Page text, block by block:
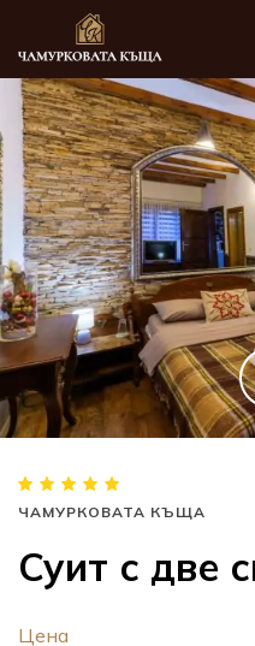
ЧАМУРКОВАТА КЪЩА
Суит с две
Цена